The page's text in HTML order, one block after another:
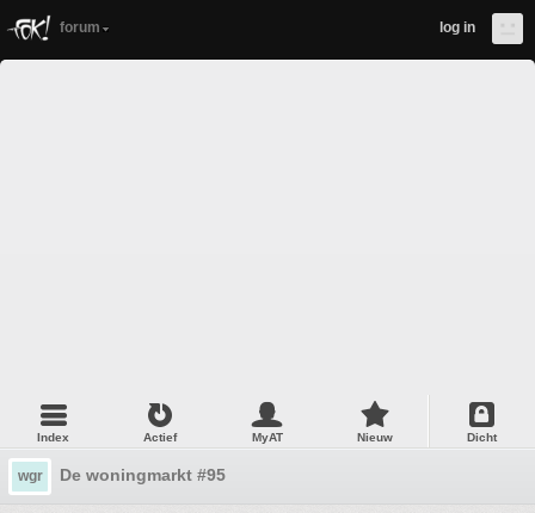
forum log in
Index Actief MyAT Nieuw Dicht
wgr De woningmarkt #95